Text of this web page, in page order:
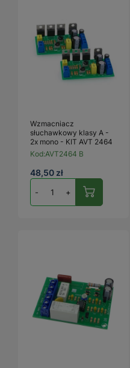
Wzmacniacz
słuchawkowy klasy A -
2x mono - KIT AVT 2464
Kod:AVT2464 B
48,50 zł
- +